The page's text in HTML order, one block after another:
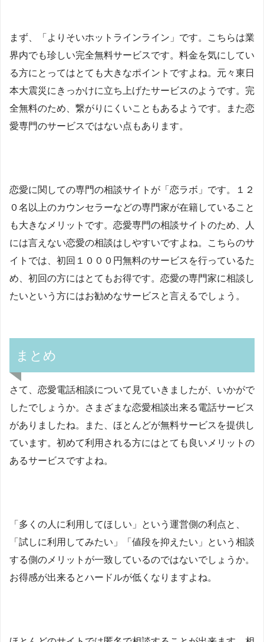
まず、「よりそいホットラインライン」です。こちらは業
界内でも珍しい完全無料サービスです。料金を気にしてい
る方にとってはとても大きなポイントですよね。元々東日
本大震災にきっかけに立ち上げたサービスのようです。完
全無料のため、繋がりにくいこともあるようです。また恋
愛専門のサービスではない点もあります。
恋愛に関しての専門の相談サイトが「恋ラボ」です。１２
０名以上のカウンセラーなどの専門家が在籍していること
も大きなメリットです。恋愛専門の相談サイトのため、人
には言えない恋愛の相談はしやすいですよね。こちらのサ
イトでは、初回１０００円無料のサービスを行っているた
め、初回の方にはとてもお得です。恋愛の専門家に相談し
たいという方にはお勧めなサービスと言えるでしょう。
まとめ
さて、恋愛電話相談について見ていきましたが、いかがで
したでしょうか。さまざまな恋愛相談出来る電話サービス
がありましたね。また、ほとんどが無料サービスを提供し
ています。初めて利用される方にはとても良いメリットの
あるサービスですよね。
「多くの人に利用してほしい」という運営側の利点と、
「試しに利用してみたい」「値段を抑えたい」という相談
する側のメリットが一致しているのではないでしょうか。
お得感が出来るとハードルが低くなりますよね。